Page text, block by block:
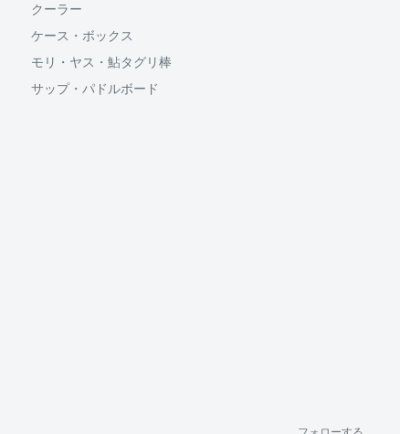
クーラー
ケース・ボックス
モリ・ヤス・鮎タグリ棒
サップ・パドルボード